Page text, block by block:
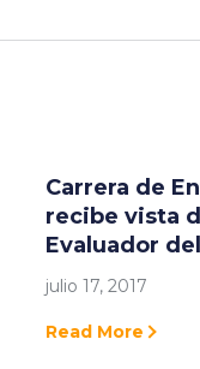
Carrera de
recibe vista
Evaluador del
julio 17, 2017
Read More